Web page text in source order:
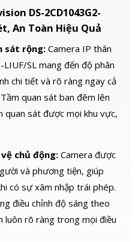
DS-2CD1043G2-
An Toàn Hiệu Quả
sát rộng: Camera IP thân
SL mang đến độ phân
chi tiết và rõ ràng ngay cả
quan sát ban đêm lên
quan sát được mọi khu vực,
chủ động: Camera được
và phương tiện, giúp
có sự xâm nhập trái phép.
điều chỉnh độ sáng theo
luôn rõ ràng trong mọi điều